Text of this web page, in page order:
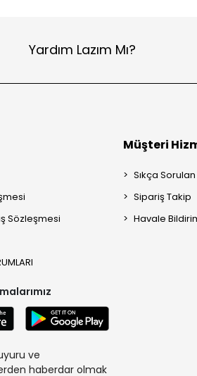
Yardım Lazım Mı?
Sözleşmesi
ve
haberdar olmak
Müşteri
Sıkça
Sipariş Takip
Havale